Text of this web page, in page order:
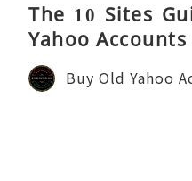
The 10 Sites
Yahoo Accounts
Buy Old Yahoo